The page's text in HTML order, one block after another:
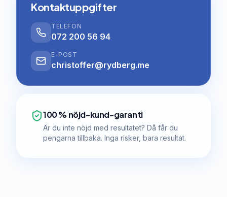
Kontaktuppgifter
TELEFON
072 200 56 94
E-POST
christoffer@rydberg.me
100 % nöjd-kund-garanti
Är du inte nöjd med resultatet? Då får du
pengarna tillbaka. Inga risker, bara resultat.